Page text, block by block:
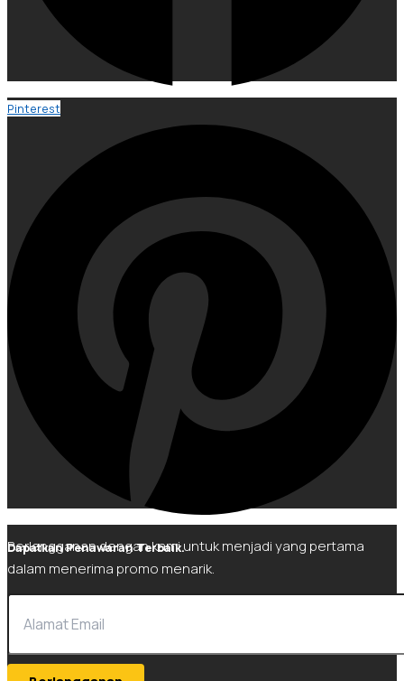
Pinterest
Dapatkan Penawaran Terbaik.
Berlangganan dengan kami untuk menjadi yang pertama
dalam menerima promo menarik.